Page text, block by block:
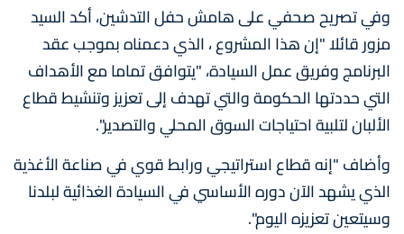
وفي تصريح صحفي على هامش حفل التدشين، أكد السيد
مزور قائلا "إن هذا المشروع ، الذي دعمناه بموجب عقد
البرنامج وفريق عمل السيادة، "يتوافق تماما مع الأهداف
التي حددتها الحكومة والتي تهدف إلى تعزيز وتنشيط قطاع
الألبان لتلبية احتياجات السوق المحلي والتصدير".
وأضاف "إنه قطاع استراتيجي ورابط قوي في صناعة الأغذية
الذي يشهد الآن دوره الأساسي في السيادة الغذائية لبلدنا
وسيتعين تعزيزه اليوم".